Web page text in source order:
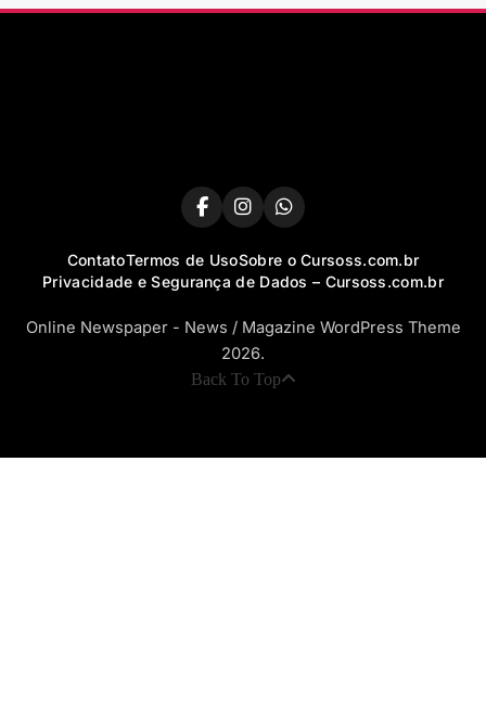
ContatoTermos de UsoSobre o Cursoss.com.br
Privacidade e Segurança de Dados – Cursoss.com.br
Online Newspaper - News / Magazine WordPress Theme
2026.
Back To Top